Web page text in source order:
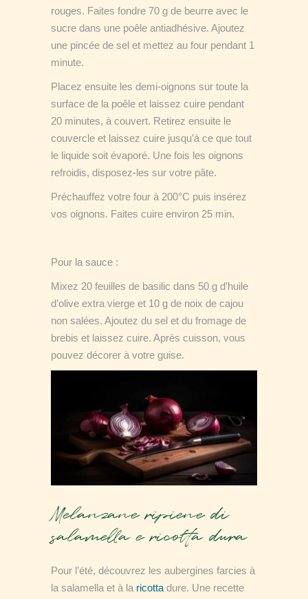
rouges. Faites fondre 70 g de beurre avec le
sucre dans une poêle antiadhésive. Ajoutez
une pincée de sel et mettez au four pendant 1
minute.
Placez ensuite les demi-oignons sur toute la
surface de la poêle et laissez cuire pendant
20 minutes, à couvert. Retirez ensuite le
couvercle et laissez cuire jusqu’à ce que tout
le liquide soit évaporé. Une fois les oignons
refroidis, disposez-les sur votre pâte.
Préchauffez votre four à 200°C puis insérez
vos oignons. Faites cuire environ 25 min.
Pour la sauce :
Mixez 20 feuilles de basilic dans 50 g d’huile
d’olive extra vierge et 10 g de noix de cajou
non salées. Ajoutez du sel et du fromage de
brebis et laissez cuire. Après cuisson, vous
pouvez décorer à votre guise.
Melanzane ripiene di
salamella e ricotta dura
Pour l’été, découvrez les aubergines farcies à
la salamella et à la ricottadure. Une recette